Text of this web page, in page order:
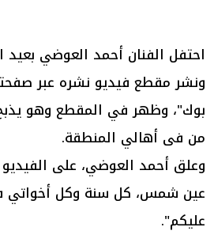
احتفل الفنان أحمد العوضي
ونشر مقطع فيديو نشره عبر
بوك"، وظهر في المقطع وهو يذبح
من فى أهالي المنطقة.
وعلق أحمد العوضي، على
عين شمس، كل سنة وكل أخواتي
عليكم".